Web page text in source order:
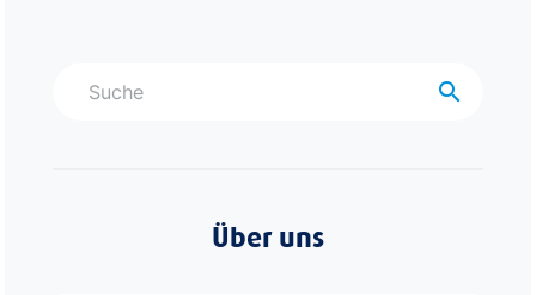
search
Über uns